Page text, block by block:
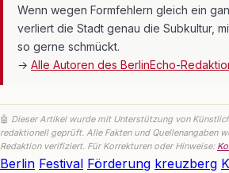
Wenn wegen Formfehlern gleich ein
verliert die Stadt genau die Subkultur,
so gerne schmückt.
→ Alle Autoren des BerlinEcho-
🤖 Dieser Artikel wurde mit Unterstützung von
redaktionell geprüft. Alle Fakten und Quellenangaben
Redaktion verifiziert. Für Korrekturen oder Hinweise:
Berlin Festival Förderung kreuzberg